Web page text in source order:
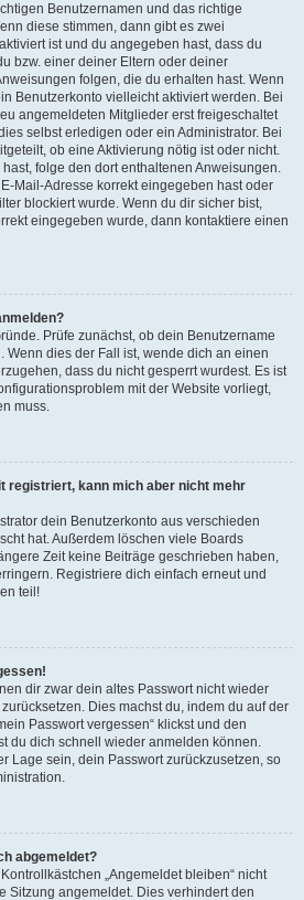
Benutzernamen und das richtige
diese stimmen, dann gibt es zwei
aktiviert ist und du angegeben hast, dass du
bzw. einer deiner Eltern oder deiner
folgen, die du erhalten hast. Wenn
Benutzerkonto vielleicht aktiviert werden. Bei
angemeldeten Mitglieder erst freigeschaltet
selbst erledigen oder ein Administrator. Bei
ob eine Aktivierung nötig ist oder nicht.
folge den dort enthaltenen Anweisungen.
Mail-Adresse korrekt eingegeben hast oder
blockiert wurde. Wenn du dir sicher bist,
eingegeben wurde, dann kontaktiere einen
Prüfe zunächst, ob dein Benutzername
Wenn dies der Fall ist, wende dich an einen
dass du nicht gesperrt wurdest. Es ist
mit der Website vorliegt,
muss.
registriert, kann mich aber nicht mehr
dein Benutzerkonto aus verschieden
hat. Außerdem löschen viele Boards
Zeit keine Beiträge geschrieben haben,
Registriere dich einfach erneut und
teil!
dir zwar dein altes Passwort nicht wieder
Dies machst du, indem du auf der
Passwort vergessen“ klickst und den
du dich schnell wieder anmelden können.
Lage sein, dein Passwort zurückzusetzen, so
abgemeldet?
„Angemeldet bleiben“ nicht
Sitzung angemeldet. Dies verhindert den